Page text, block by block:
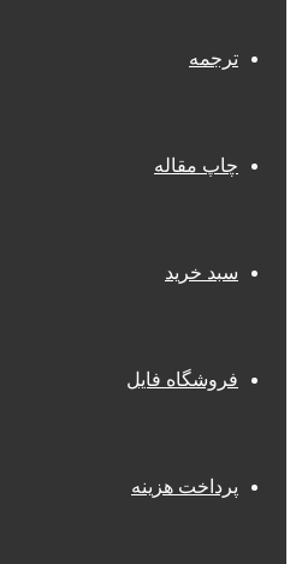
ترجمه
چاپ مقاله
سبد خرید
فروشگاه فایل
پرداخت هزینه